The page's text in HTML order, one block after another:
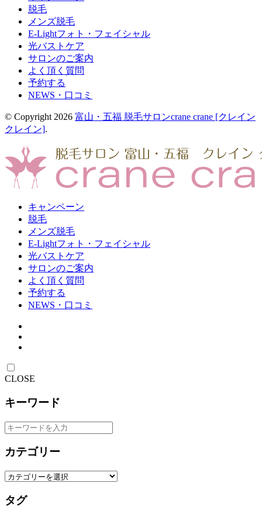
脱毛
メンズ脱毛
E-Lightフォト・フェイシャル
光バストケア
サロンのご案内
よく頂く質問
予約する
NEWS・口コミ
© Copyright 2026 富山・五福 脱毛サロンcrane crane [クレイン
クレイン].
キャンペーン
脱毛
メンズ脱毛
E-Lightフォト・フェイシャル
光バストケア
サロンのご案内
よく頂く質問
予約する
NEWS・口コミ
CLOSE
キーワード
カテゴリー
タグ